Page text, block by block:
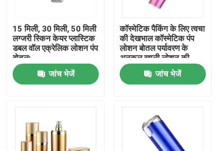
उत्पाद
15 मिली, 30 मिली, 50 मिली
लग्जरी स्किन केयर प्लास्टिक
डबल वॉल एक्रेलिक लोशन पंप
बोतल:
जांच भेजें
कॉस्मेटिक पैकिंग के लिए त्वचा
की देखभाल कॉस्मेटिक पंप
लोशन बोतल पर्यावरण के
अनुकूल खाली लोशन की
बोतल
जांच भेजें